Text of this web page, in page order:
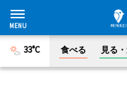
33°C 食べる 見る